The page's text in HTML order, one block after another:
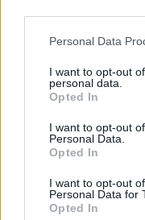
Personal Data
I want to opt-out
personal data.
Opted In
I want to opt-out
Personal Data.
Opted In
I want to opt-out
Personal Data for
Opted In
A
Z O
R
O A
Palabras